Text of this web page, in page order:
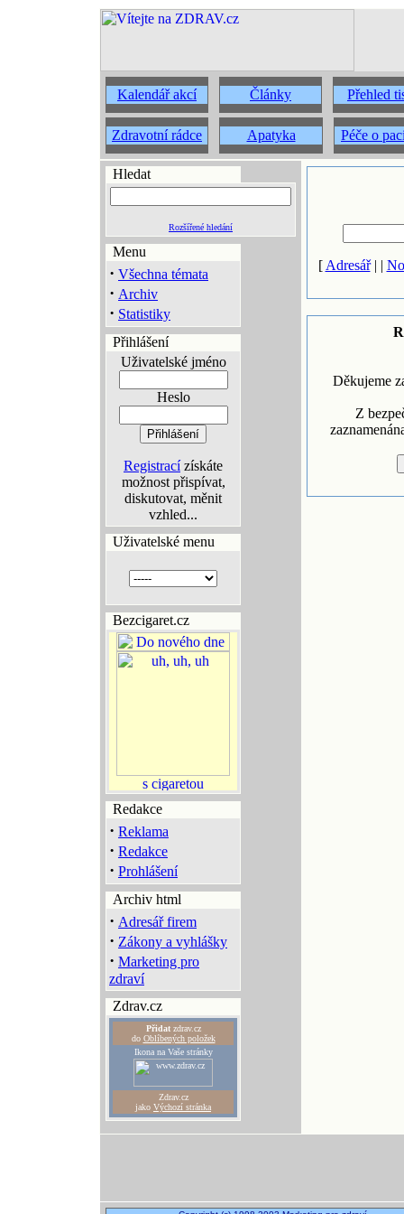
Kalendář akcí Články Přehled
Zdravotní rádce Apatyka Péče o
Hledat
Rozšířené hledání
Menu
· Všechna témata
· Archiv
· Statistiky
Přihlášení
Uživatelské jméno
Heslo
Registracízískáte
možnost přispívat,
diskutovat, měnit
vzhled...
Uživatelské menu
Bezcigaret.cz
Redakce
· Reklama
· Redakce
· Prohlášení
Archiv html
· Adresář firem
· Zákony a vyhlášky
· Marketing pro
zdraví
Zdrav.cz
Přidatzdrav.cz
do Oblíbených položek
Ikona na Vaše stránky
Zdrav.cz
jako Výchozí stránka
[ Adresář| |
Děkujeme
Z